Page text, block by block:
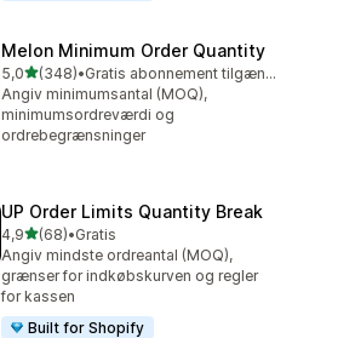
Melon Minimum Order Quantity
5,0ud af 5 stjerner
(348)
348 anmeldelser i alt
•
Gratis abonnement tilgængeligt
Angiv minimumsantal (MOQ),
minimumsordreværdi og
ordrebegrænsninger
UP Order Limits Quantity Break
4,9ud af 5 stjerner
(68)
68 anmeldelser i alt
•Gratis
Angiv mindste ordreantal (MOQ),
grænser for indkøbskurven og regler
for kassen
Built for Shopify